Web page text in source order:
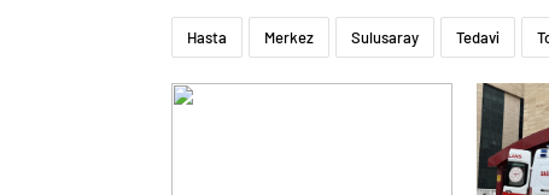
Hasta Merkez Sulusaray Tedavi